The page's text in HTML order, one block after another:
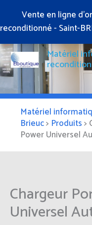
Vente en ligne
reconditionné - Saint-
contenu
Matériel
Matériel
Brieuc> Produits>
Power Universel
Chargeur
Universel